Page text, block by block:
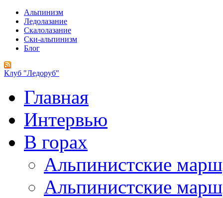
Альпинизм
Ледолазание
Скалолазание
Ски-альпинизм
Блог
Клуб "Ледоруб"
Главная
Интервью
В горах
Альпинистские
Альпинистские